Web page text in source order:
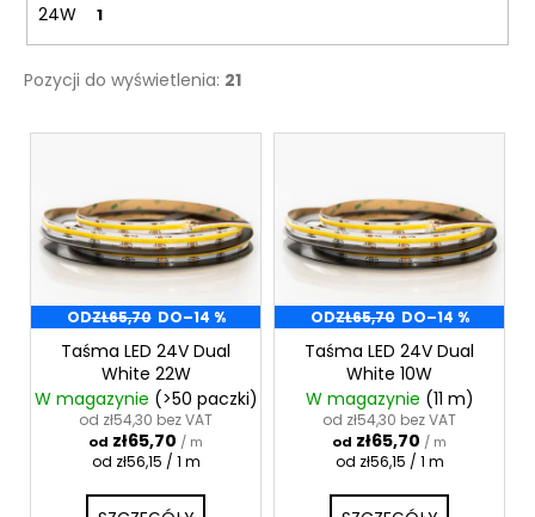
24W 1
Pozycji do wyświetlenia: 21
L
a
p
r
d
ODZŁ65,70 DO–14 %
Taśma LED 24V Dual
White 22W
W magazynie (>50 paczki)
od zł54,30 bez VAT
od zł65,70 / m
Cena
od zł56,15 / 1 m
ODZŁ65,70 DO–14 %
Taśma LED 24V Dual
White 10W
W magazynie (11 m)
od zł54,30 bez VAT
od zł65,70 / m
Cena
od zł56,15 / 1 m